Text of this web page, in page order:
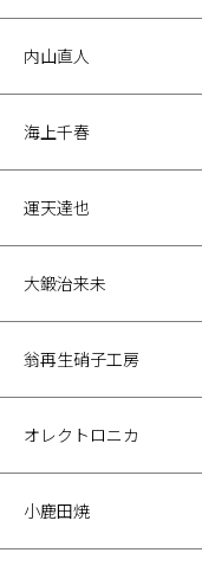
内山直人
海上千春
運天達也
大鍛治来未
翁再生硝子工房
オレクトロニカ
小鹿田焼